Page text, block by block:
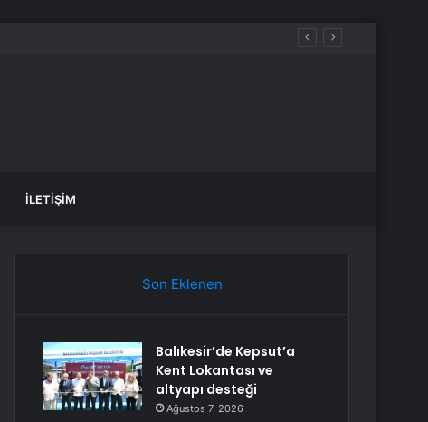
İLETIŞIM
Son Eklenen
Balıkesir’de Kepsut’a
Kent Lokantası ve
altyapı desteği
Ağustos 7, 2026